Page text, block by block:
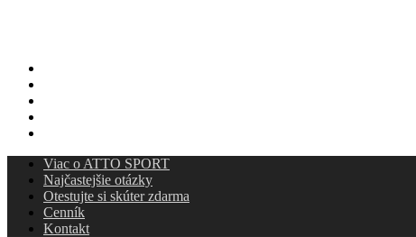
Viac o ATTO SPORT
Najčastejšie otázky
Otestujte si skúter zdarma
Cenník
Kontakt